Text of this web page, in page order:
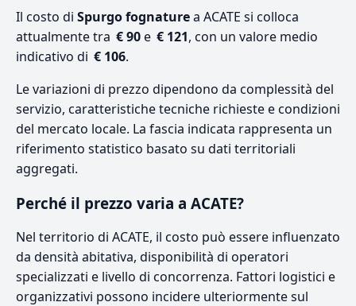
Il costo di Spurgo fognaturea ACATE si colloca
attualmente tra € 90e € 121, con un valore medio
indicativo di € 106.
Le variazioni di prezzo dipendono da complessità del
servizio, caratteristiche tecniche richieste e condizioni
del mercato locale. La fascia indicata rappresenta un
riferimento statistico basato su dati territoriali
aggregati.
Perché il prezzo varia a ACATE?
Nel territorio di ACATE, il costo può essere influenzato
da densità abitativa, disponibilità di operatori
specializzati e livello di concorrenza. Fattori logistici e
organizzativi possono incidere ulteriormente sul